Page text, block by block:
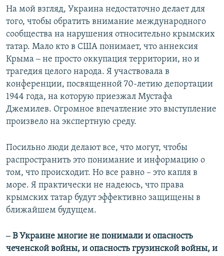
На мой взгляд, Украина недостаточно делает для
того, чтобы обратить внимание международного
сообщества на нарушения относительно крымских
татар. Мало кто в США понимает, что аннексия
Крыма ‒ не просто оккупация территории, но и
трагедия целого народа. Я участвовала в
конференции, посвященной 70-летию депортации
1944 года, на которую приезжал Мустафа
Джемилев. Огромное впечатление это выступление
произвело на экспертную среду.
Посильно люди делают все, что могут, чтобы
распространить это понимание и информацию о
том, что происходит. Но все равно – это капля в
море. Я практически не надеюсь, что права
крымских татар будут эффективно защищены в
ближайшем будущем.
‒ В Украине многие не понимали и опасность
чеченской войны, и опасность грузинской войны, и